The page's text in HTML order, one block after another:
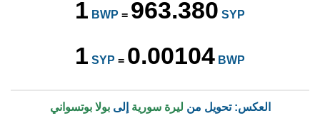
1 BWP = 963.380 SYP
1 SYP = 0.00104 BWP
العكس: تحويل من ليرة سورية إلىبولا بوتسواني